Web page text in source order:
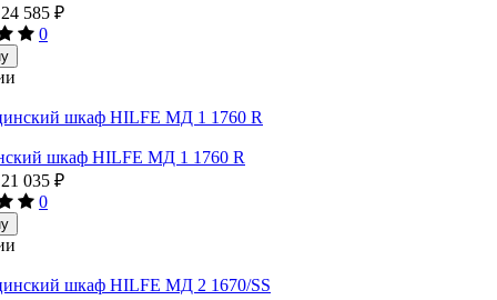
24 585 ₽
0
шкаф HILFE МД 1 1760 R
21 035 ₽
0